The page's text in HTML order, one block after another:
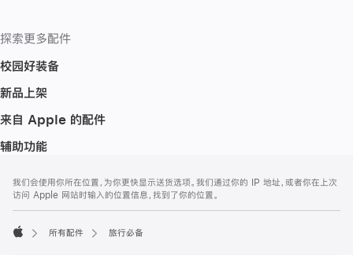
探索更多配件
校园好装备
新品上架
来自 Apple 的配件
辅助功能
页
页
脚
注
我们会使用你所在位置，为你更快显示送货选项。我们通过你的 IP 地址，或者你在上次
访问 Apple 网站时输入的位置信息，找到了你的位置。
所有配件 旅行必备